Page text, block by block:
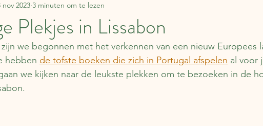
Zweden
Ierland Estland Italië Engeland Over boeken
Plekjes in Lissabon
nov 2023 3 minuten om te lezen
we begonnen met het verkennen van een nieuw Europees
hebben de tofste boeken die zich in Portugal afspelen al voor
we kijken naar de leukste plekken om te bezoeken in de